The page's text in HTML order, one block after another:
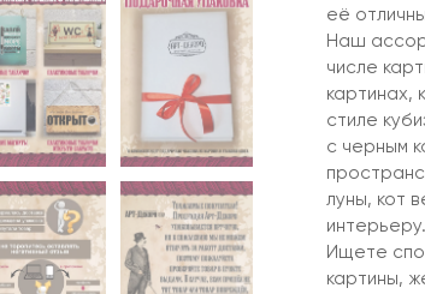
её
Наш
числе
картинах,
стиле
с черным
луны, кот
интерьеру.
Ищете
картины,